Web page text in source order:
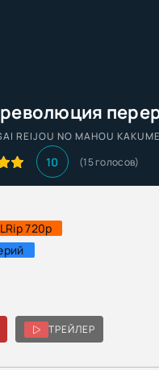
REIJOU NO MAHOU
10 (15голосов)
720p
ТРЕЙЛЕР